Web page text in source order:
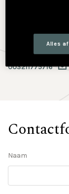
Elfde-
3500 Hasselt
003211775716
Naam
Alles